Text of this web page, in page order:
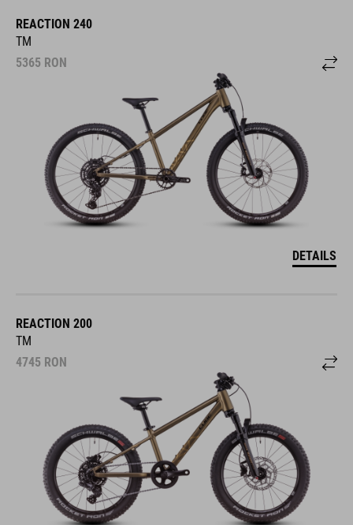
REACTION 240
TM
5365 RON
DETAILS
REACTION 200
TM
4745 RON